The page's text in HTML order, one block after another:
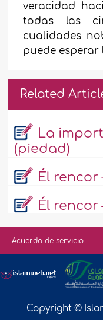
veracidad
todas las
cualidades
puede esperar
Related
La
(piedad)
Él rencor
Él rencor
Acuerdo de servicio
Copyright ©